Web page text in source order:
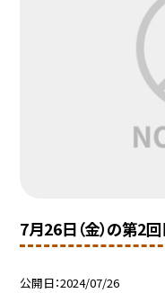
7月26日（金）の第2
公開日 2024/07/26